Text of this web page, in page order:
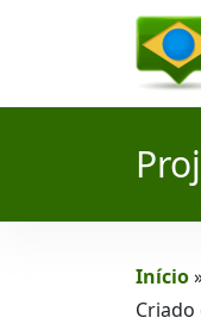
Início
Criado